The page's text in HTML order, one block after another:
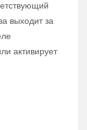
выходит за
активирует